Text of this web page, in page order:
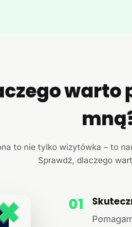
warto
to nie tylko wizytówka – to
Sprawdź, dlaczego
01